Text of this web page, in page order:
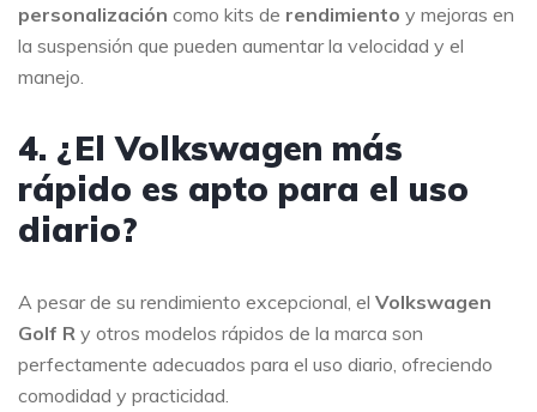
personalización como kits de rendimiento y mejoras en
la suspensión que pueden aumentar la velocidad y el
manejo.
4. ¿El Volkswagen más
rápido es apto para el uso
diario?
A pesar de su rendimiento excepcional, el Volkswagen
Golf R y otros modelos rápidos de la marca son
perfectamente adecuados para el uso diario, ofreciendo
comodidad y practicidad.